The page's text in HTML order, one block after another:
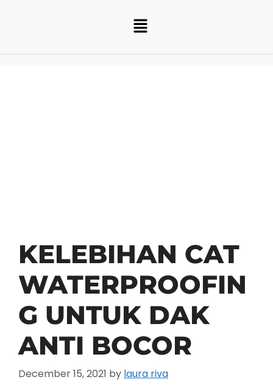
KELEBIHAN CAT
WATERPROOFIN
G UNTUK DAK
ANTI BOCOR
December 15, 2021 by laura riva